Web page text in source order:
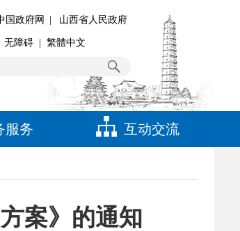
国政府网 山西省人民政府
无障碍 繁體中文
服务 互动交流
案》的通知